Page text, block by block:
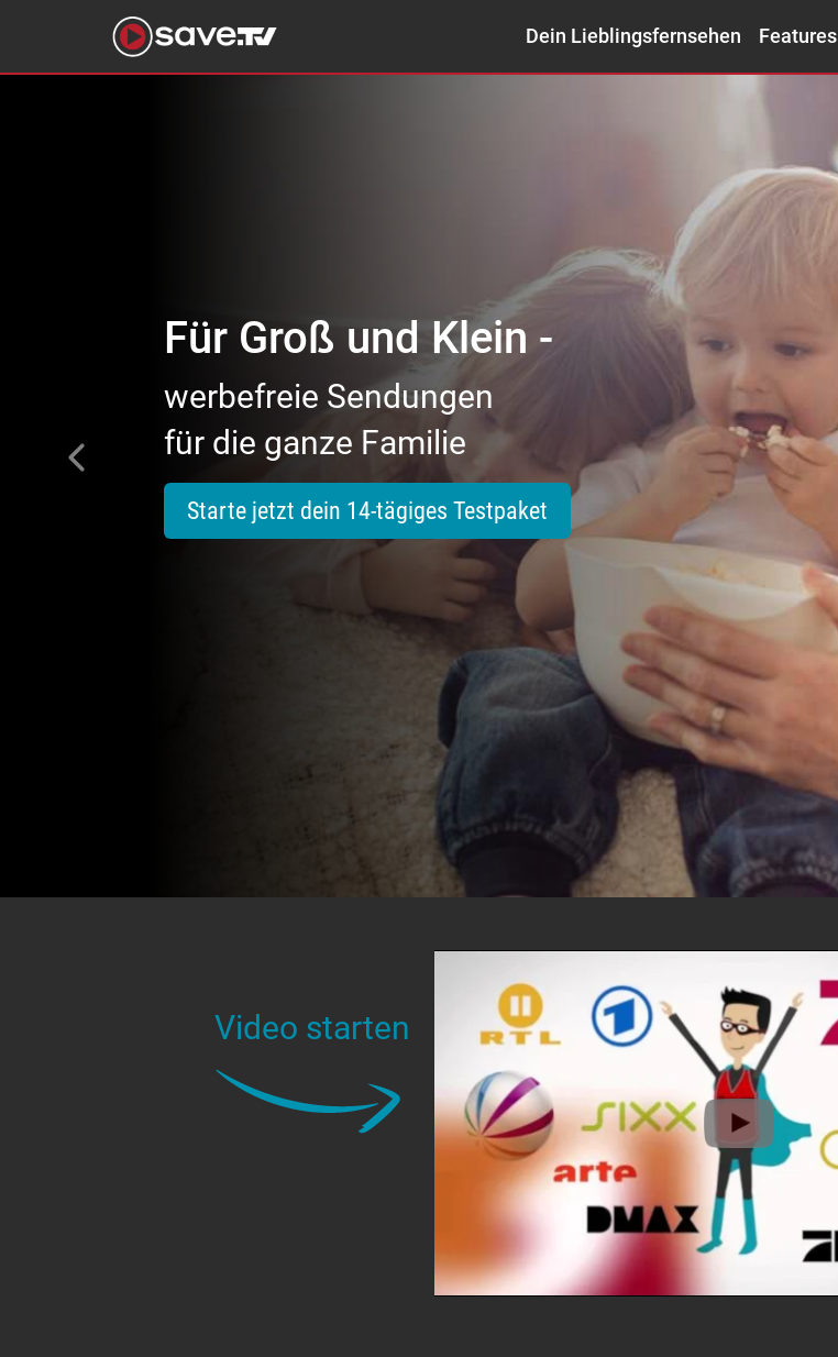
Dein Lieblingsfernsehen Features
Für begeisterte Filmeliebhaber –
tausende Topfilme
von Action bis Zeichentrick
Starte jetzt dein 14-tägiges Testpaket
Previous
Video starten